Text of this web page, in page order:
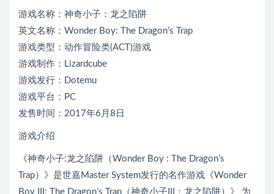
游戏名称：神奇小子：龙之陷阱
英文名称：Wonder Boy: The Dragon’s Trap
游戏类型：动作冒险类(ACT)游戏
游戏制作：Lizardcube
游戏发行：Dotemu
游戏平台：PC
发售时间：2017年6月8日
游戏介绍
《神奇小子:龙之陷阱（Wonder Boy : The Dragon’s
Trap）》是世嘉Master System发行的名作游戏《Wonder
Boy III: The Dragon’s Trap（神奇小子III：龙之陷阱）》 为